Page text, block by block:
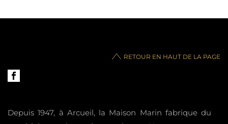
RETOUR EN HAUT DE LA PAGE
Depuis 1947, à Arcueil, la Maison Marin fabrique du